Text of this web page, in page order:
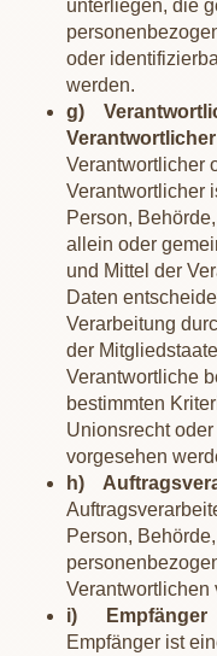
unterliegen, die
oder
werden.
g)
Verantwortlicher
Verantwortlicher
Verantwortlicher
Person,
allein oder
und Mittel der
Daten
Verarbeitung
der
Verantwortliche
bestimmten
Unionsrecht
vorgesehen
h)
Person,
Verantwortlichen
i) Empfänger
Empfänger ist